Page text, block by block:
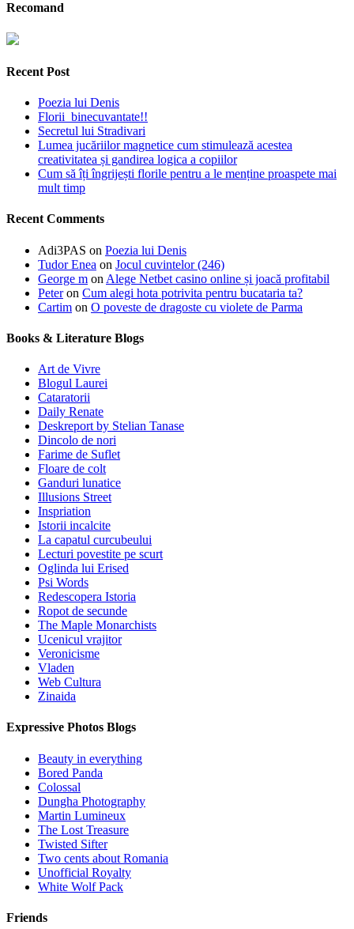
Recomand
Recent Post
Poezia lui Denis
Florii binecuvantate!!
Secretul lui Stradivari
Lumea jucăriilor magnetice cum stimulează acestea
creativitatea și gandirea logica a copiilor
Cum să îți îngrijești florile pentru a le menține proaspete mai
mult timp
Recent Comments
Adi3PAS on Poezia lui Denis
Tudor Enea on Jocul cuvintelor (246)
George m on Alege Netbet casino online și joacă profitabil
Peteron Cum alegi hota potrivita pentru bucataria ta?
Cartim on O poveste de dragoste cu violete de Parma
Books & Literature Blogs
Art de Vivre
Blogul Laurei
Cataratorii
Daily Renate
Deskreport by Stelian Tanase
Dincolo de nori
Farime de Suflet
Floare de colt
Ganduri lunatice
Illusions Street
Inspriation
Istorii incalcite
La capatul curcubeului
Lecturi povestite pe scurt
Oglinda lui Erised
Psi Words
Redescopera Istoria
Ropot de secunde
The Maple Monarchists
Ucenicul vrajitor
Veronicisme
Vladen
Web Cultura
Zinaida
Expressive Photos Blogs
Beauty in everything
Bored Panda
Colossal
Dungha Photography
Martin Lumineux
The Lost Treasure
Twisted Sifter
Two cents about Romania
Unofficial Royalty
White Wolf Pack
Friends